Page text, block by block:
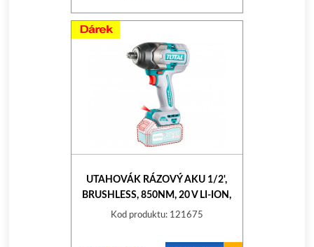
UTAHOVÁK RÁZOVÝ AKU 1/2',
BRUSHLESS, 850NM, 20 V LI-ION,
BEZ BATERIE A NABÍJEČKY,
Kod produktu: 121675